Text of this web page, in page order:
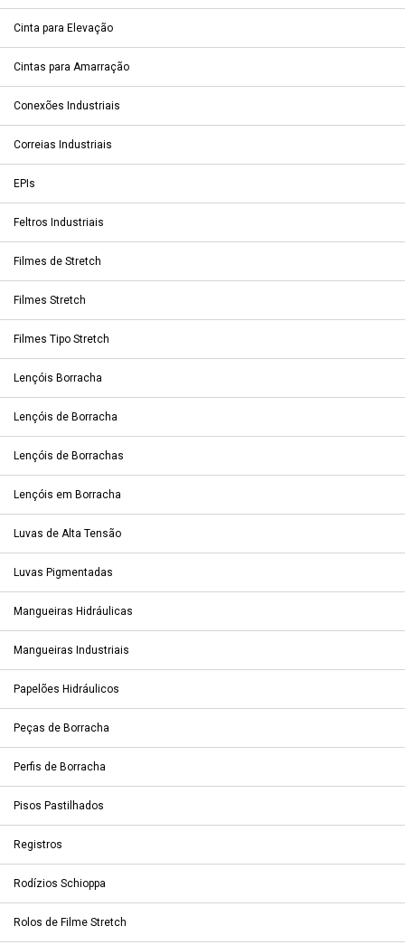
Cinta para Elevação
Cintas para Amarração
Conexões Industriais
Correias Industriais
EPIs
Feltros Industriais
Filmes de Stretch
Filmes Stretch
Filmes Tipo Stretch
Lençóis Borracha
Lençóis de Borracha
Lençóis de Borrachas
Lençóis em Borracha
Luvas de Alta Tensão
Luvas Pigmentadas
Mangueiras Hidráulicas
Mangueiras Industriais
Papelões Hidráulicos
Peças de Borracha
Perfis de Borracha
Pisos Pastilhados
Registros
Rodízios Schioppa
Rolos de Filme Stretch